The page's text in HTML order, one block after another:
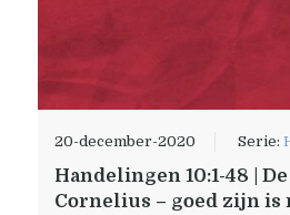
20-december-2020 Serie:
Handelingen 10:1-48 |
Cornelius – goed zijn is